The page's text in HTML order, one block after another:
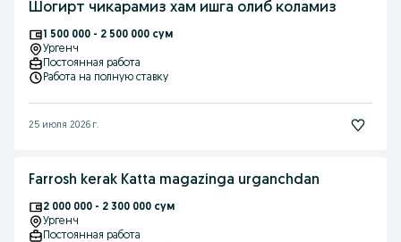
Шогирт чикарамиз хам ишга олиб коламиз
1 500 000 - 2 500 000 сум
Ургенч
Постоянная работа
Работа на полную ставку
25 июля 2026 г.
Farrosh kerak Katta magazinga urganchdan
2 000 000 - 2 300 000 сум
Ургенч
Постоянная работа